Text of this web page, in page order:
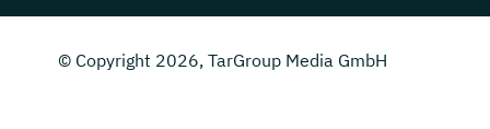
© Copyright 2026, TarGroup Media GmbH